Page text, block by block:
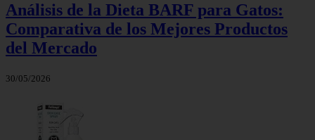
Análisis de la Dieta BARF para Gatos:
Comparativa de los Mejores Productos
del Mercado
30/05/2026